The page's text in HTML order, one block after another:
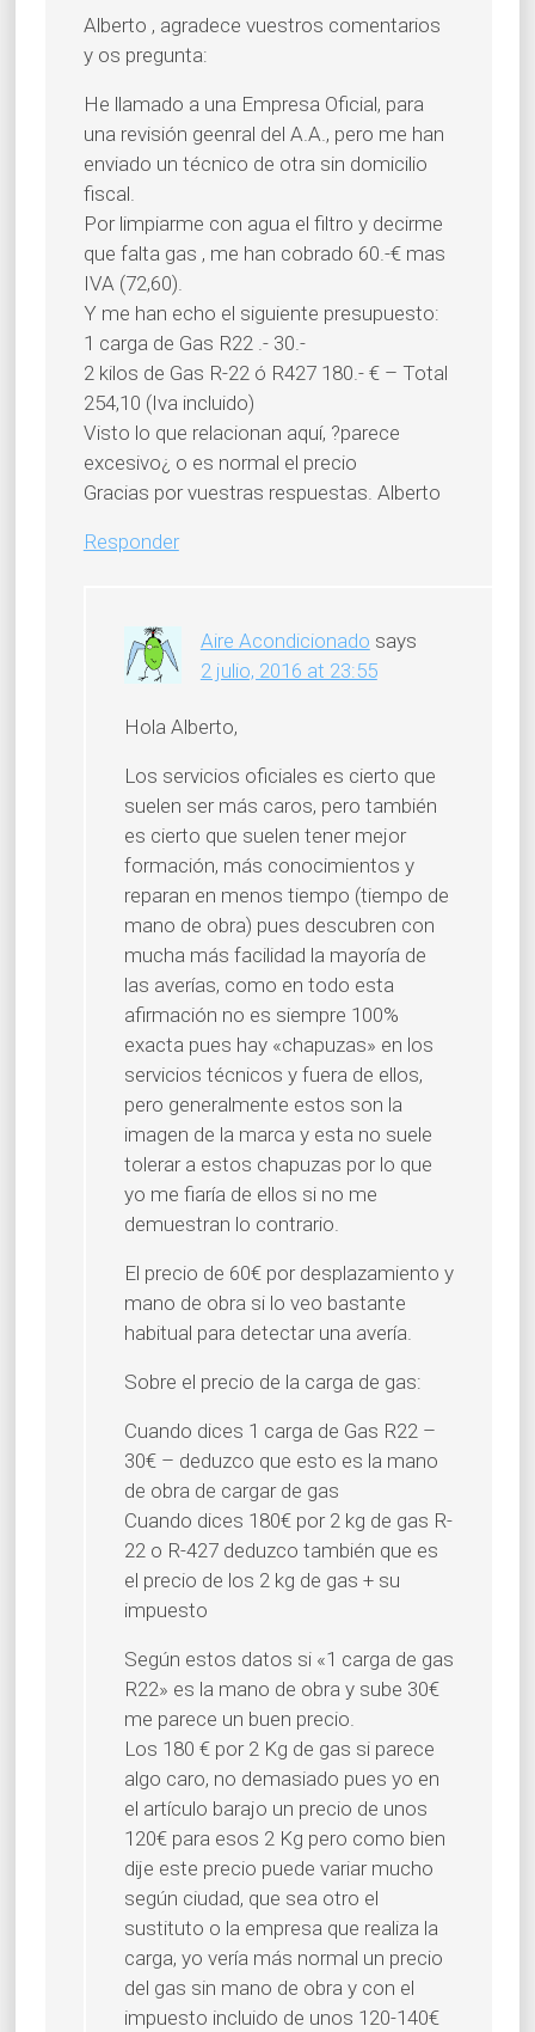
Alberto , agradece vuestros comentarios
y os pregunta:
He llamado a una Empresa Oficial, para
una revisión geenral del A.A., pero me han
enviado un técnico de otra sin domicilio
fiscal.
Por limpiarme con agua el filtro y decirme
que falta gas , me han cobrado 60.-€ mas
IVA (72,60).
Y me han echo el siguiente presupuesto:
1 carga de Gas R22 .- 30.-
2 kilos de Gas R-22 ó R427 180.- € – Total
254,10 (Iva incluido)
Visto lo que relacionan aquí, ?parece
excesivo¿ o es normal el precio
Gracias por vuestras respuestas. Alberto
Responder
Aire Acondicionado says
2 julio, 2016 at 23:55
Hola Alberto,
Los servicios oficiales es cierto que
suelen ser más caros, pero también
es cierto que suelen tener mejor
formación, más conocimientos y
reparan en menos tiempo (tiempo de
mano de obra) pues descubren con
mucha más facilidad la mayoría de
las averías, como en todo esta
afirmación no es siempre 100%
exacta pues hay «chapuzas» en los
servicios técnicos y fuera de ellos,
pero generalmente estos son la
imagen de la marca y esta no suele
tolerar a estos chapuzas por lo que
yo me fiaría de ellos si no me
demuestran lo contrario.
El precio de 60€ por desplazamiento y
mano de obra si lo veo bastante
habitual para detectar una avería.
Sobre el precio de la carga de gas:
Cuando dices 1 carga de Gas R22 –
30€ – deduzco que esto es la mano
de obra de cargar de gas
Cuando dices 180€ por 2 kg de gas R-
22 o R-427 deduzco también que es
el precio de los 2 kg de gas + su
impuesto
Según estos datos si «1 carga de gas
R22» es la mano de obra y sube 30€
me parece un buen precio.
Los 180 € por 2 Kg de gas si parece
algo caro, no demasiado pues yo en
el artículo barajo un precio de unos
120€ para esos 2 Kg pero como bien
dije este precio puede variar mucho
según ciudad, que sea otro el
sustituto o la empresa que realiza la
carga, yo vería más normal un precio
del gas sin mano de obra y con el
impuesto incluido de unos 120-140€